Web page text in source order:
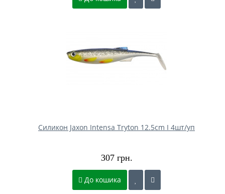
Силикон Jaxon Intensa Tryton 12.5cm I 4шт/уп
307 грн.
До кошика